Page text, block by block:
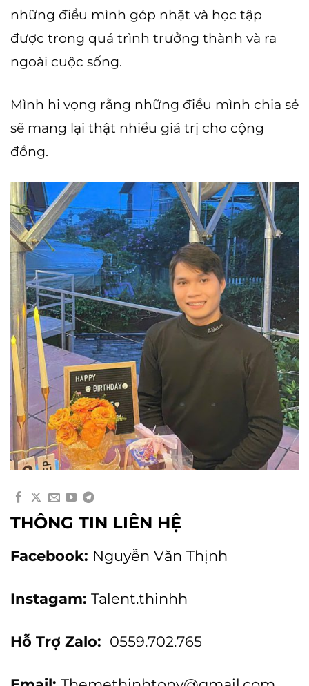
những điều mình góp nhặt và học tập
được trong quá trình trưởng thành và ra
ngoài cuộc sống.
Mình hi vọng rằng những điều mình chia sẻ
sẽ mang lại thật nhiều giá trị cho cộng
đồng.
THÔNG TIN LIÊN HỆ
Facebook: Nguyễn Văn Thịnh
Instagam: Talent.thinhh
Hỗ Trợ Zalo: 0559.702.765